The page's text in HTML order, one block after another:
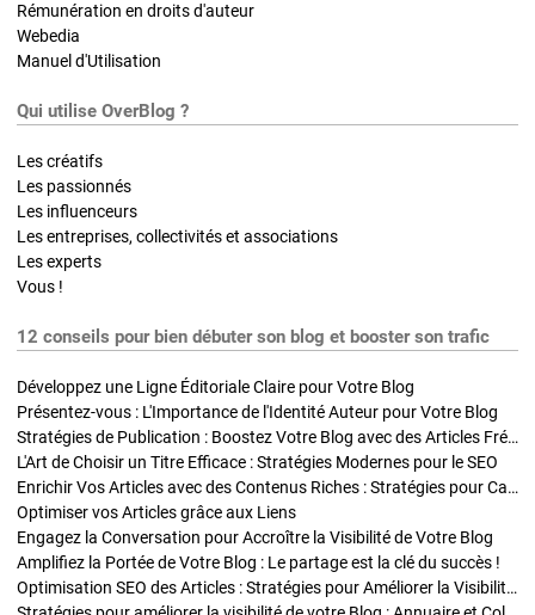
Rémunération en droits d'auteur
Webedia
Manuel d'Utilisation
Qui utilise OverBlog ?
Les créatifs
Les passionnés
Les influenceurs
Les entreprises, collectivités et associations
Les experts
Vous !
12 conseils pour bien débuter son blog et booster son trafic
Développez une Ligne Éditoriale Claire pour Votre Blog
Présentez-vous : L'Importance de l'Identité Auteur pour Votre Blog
Stratégies de Publication : Boostez Votre Blog avec des Articles Fréquents et Exclusifs
L'Art de Choisir un Titre Efficace : Stratégies Modernes pour le SEO
Enrichir Vos Articles avec des Contenus Riches : Stratégies pour Captiver et Optimiser
Optimiser vos Articles grâce aux Liens
Engagez la Conversation pour Accroître la Visibilité de Votre Blog
Amplifiez la Portée de Votre Blog : Le partage est la clé du succès !
Optimisation SEO des Articles : Stratégies pour Améliorer la Visibilité de Votre Blog